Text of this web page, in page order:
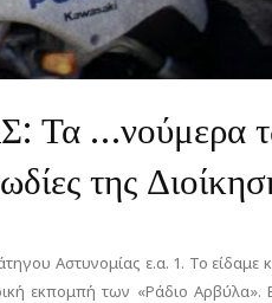
Τα …νούμερα
της
Αστυνομίας ε.α. 1. Το είδαμε
εκπομπή των «Ράδιο Αρβύλα».